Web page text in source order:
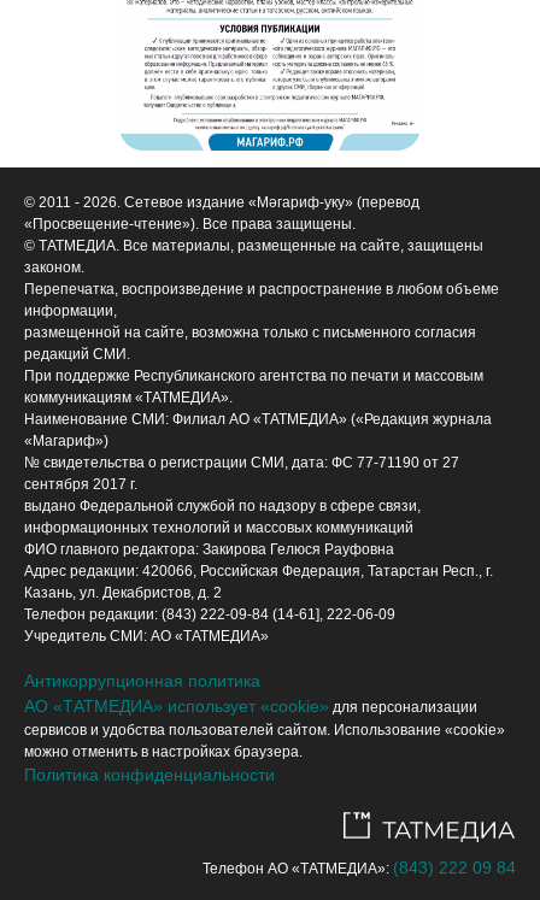
© 2011 - 2026. Сетевое издание «Мәгариф-уку» (перевод
«Просвещение-чтение»). Все права защищены.
© ТАТМЕДИА. Все материалы, размещенные на сайте, защищены
законом.
Перепечатка, воспроизведение и распространение в любом объеме
информации,
размещенной на сайте, возможна только с письменного согласия
редакций СМИ.
При поддержке Республиканского агентства по печати и массовым
коммуникациям «ТАТМЕДИА».
Наименование СМИ: Филиал АО «ТАТМЕДИА» («Редакция журнала
«Магариф»)
№ свидетельства о регистрации СМИ, дата: ФС 77-71190 от 27
сентября 2017 г.
выдано Федеральной службой по надзору в сфере связи,
информационных технологий и массовых коммуникаций
ФИО главного редактора: Закирова Гелюся Рауфовна
Адрес редакции: 420066, Российская Федерация, Татарстан Респ., г.
Казань, ул. Декабристов, д. 2
Телефон редакции: (843) 222-09-84 (14-61], 222-06-09
Учредитель СМИ: АО «ТАТМЕДИА»
Антикоррупционная политика
АО «ТАТМЕДИА» использует «cookie» для персонализации
сервисов и удобства пользователей сайтом. Использование «cookie»
можно отменить в настройках браузера.
Политика конфиденциальности
Телефон АО «ТАТМЕДИА»: (843) 222 09 84